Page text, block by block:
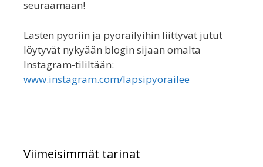
seuraamaan!
Lasten pyöriin ja pyöräilyihin liittyvät jutut
löytyvät nykyään blogin sijaan omalta
Instagram-tililtään:
www.instagram.com/lapsipyorailee
Viimeisimmät tarinat